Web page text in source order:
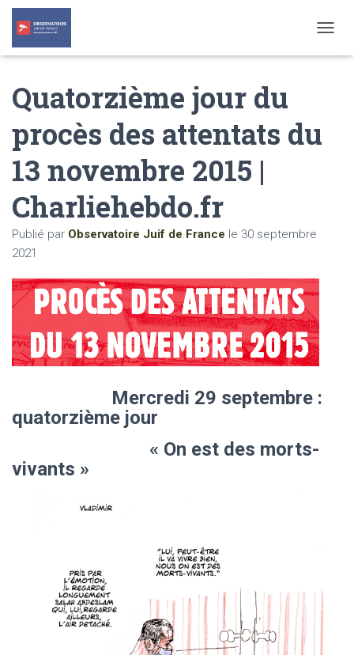
O
Quatorzième jour du
procès des attentats du
13 novembre 2015 |
Charliehebdo.fr
Publié par Observatoire Juif de France le 30 septembre
2021
Mercredi 29 septembre :
quatorzième jour
« On est des morts-
vivants »